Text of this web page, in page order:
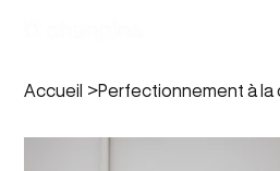
Accueil >Perfectionnement à